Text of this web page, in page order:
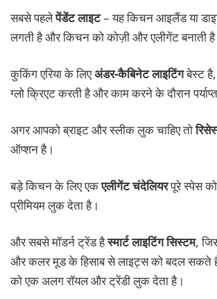
सबसे पहलेपेंडेंट लाइट– यह किचन आइलैंड या
लगती है और किचन को कोज़ी और एलीगेंट बनाती
कुकिंग एरिया के लिएअंडर-कैबिनेट लाइटिंगबेस्ट है,
ग्लो क्रिएट करती है और काम करने के दौरान
अगर आपको ब्राइट और स्लीक लुक चाहिए तो
ऑप्शन है।
बड़े किचन के लिए एकएलीगेंट चंदेलियरपूरे स्पेस
प्रीमियम लुक देता है।
और सबसे मॉडर्न ट्रेंड हैस्मार्ट लाइटिंग सिस्टम,
और कलर मूड के हिसाब से लाइट्स को बदल
को एक अलग रॉयल और ट्रेंडी लुक देता है।